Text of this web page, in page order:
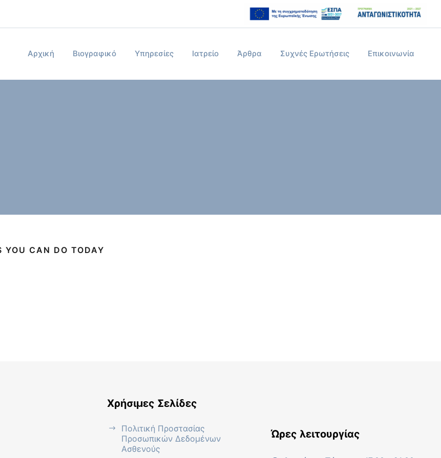
Αρχική Βιογραφικό Υπηρεσίες Ιατρείο Άρθρα Συχνές Ερωτήσεις Επικοινωνία
YOU CAN DO TODAY
Χρήσιμες Σελίδες
Πολιτική Προστασίας
Προσωπικών Δεδομένων
Ασθενούς
Ώρες λειτουργίας